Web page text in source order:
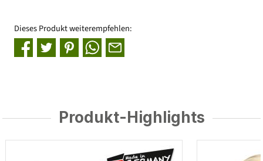
Dieses Produkt weiterempfehlen:
Produkt-Highlights